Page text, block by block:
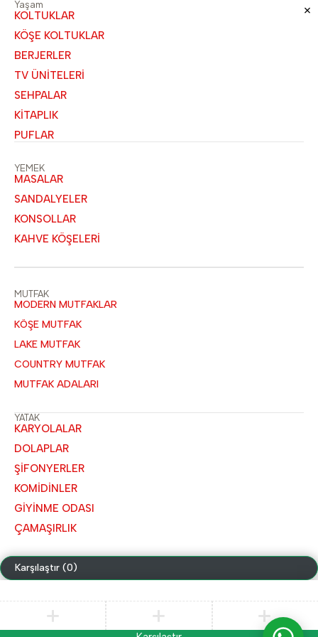
Yaşam
KOLTUKLAR
KÖŞE KOLTUKLAR
BERJERLER
TV ÜNİTELERİ
SEHPALAR
KİTAPLIK
PUFLAR
YEMEK
MASALAR
SANDALYELER
KONSOLLAR
KAHVE KÖŞELERİ
MUTFAK
MODERN MUTFAKLAR
KÖŞE MUTFAK
LAKE MUTFAK
COUNTRY MUTFAK
MUTFAK ADALARI
YATAK
KARYOLALAR
DOLAPLAR
ŞİFONYERLER
KOMİDİNLER
GİYİNME ODASI
ÇAMAŞIRLIK
Karşılaştır (0)